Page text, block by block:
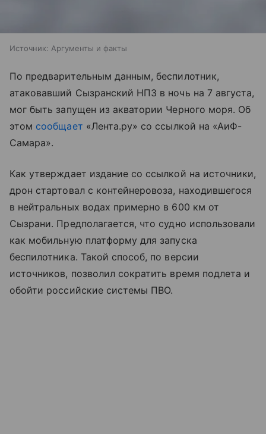
Источник: Аргументы и факты
По предварительным данным, беспилотник,
атаковавший Сызранский НПЗ в ночь на 7 августа,
мог быть запущен из акватории Черного моря. Об
этом сообщает «Лента.ру» со ссылкой на «АиФ-
Самара».
Как утверждает издание со ссылкой на источники,
дрон стартовал с контейнеровоза, находившегося
в нейтральных водах примерно в 600 км от
Сызрани. Предполагается, что судно использовали
как мобильную платформу для запуска
беспилотника. Такой способ, по версии
источников, позволил сократить время подлета и
обойти российские системы ПВО.